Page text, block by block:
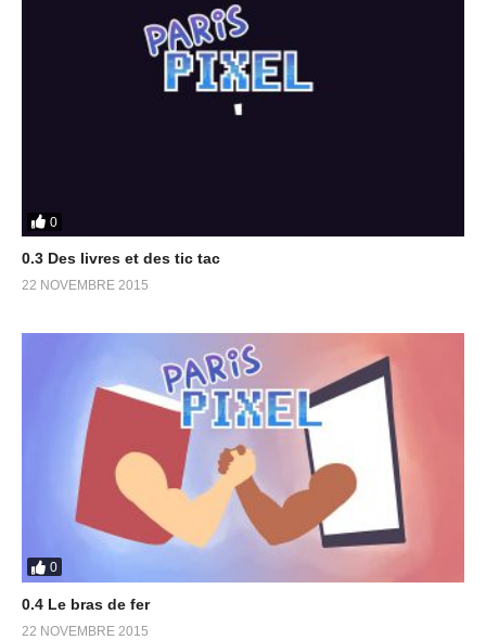
0
0.3 Des livres et des tic tac
22 NOVEMBRE 2015
0
0.4 Le bras de fer
22 NOVEMBRE 2015